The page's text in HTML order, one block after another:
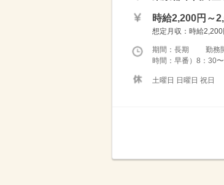
時給2,200円～
想定月収：時給
期間：長期 勤務開
時間：早番）8：30
土曜日 日曜日 祝日